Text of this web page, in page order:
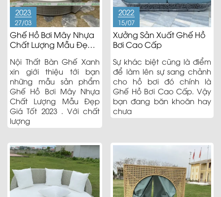
2023
27/03
Ghế Hồ Bơi Mây Nhựa
Chất Lượng Mẫu Đẹp
Nội Thất Bàn Ghế Xanh
xin giới thiệu tới bạn
những mẫu sản phẩm
Ghế Hồ Bơi Mây Nhựa
Chất Lượng Mẫu Đẹp
Giá Tốt 2023 . Với chất
lượng
2022
15/07
Xưởng Sản Xuất Ghế Hồ
Bơi Cao Cấp
Sự khác biệt cũng là điểm
để làm lên sự sang chảnh
cho hồ bơi đó chính là
Ghế Hồ Bơi Cao Cấp. Vậy
bạn đang băn khoăn hay
chưa